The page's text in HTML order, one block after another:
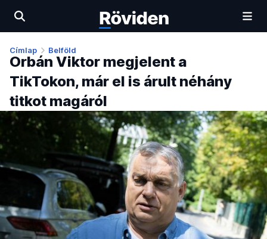
Címlap Belföld
Orbán Viktor megjelent a
TikTokon, már el is árult néhány
titkot magáról